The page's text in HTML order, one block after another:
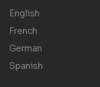
English
French
German
Spanish